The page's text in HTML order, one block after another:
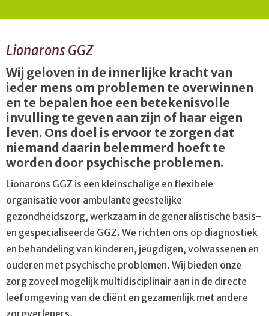
Lionarons GGZ
Wij geloven in de innerlijke kracht van
ieder mens om problemen te overwinnen
en te bepalen hoe een betekenisvolle
invulling te geven aan zijn of haar eigen
leven. Ons doel is ervoor te zorgen dat
niemand daarin belemmerd hoeft te
worden door psychische problemen.
Lionarons GGZ is een kleinschalige en flexibele
organisatie voor ambulante geestelijke
gezondheidszorg, werkzaam in de generalistische basis-
en gespecialiseerde GGZ. We richten ons op diagnostiek
en behandeling van kinderen, jeugdigen, volwassenen en
ouderen met psychische problemen. Wij bieden onze
zorg zoveel mogelijk multidisciplinair aan in de directe
leefomgeving van de cliënt en gezamenlijk met andere
zorgverleners.